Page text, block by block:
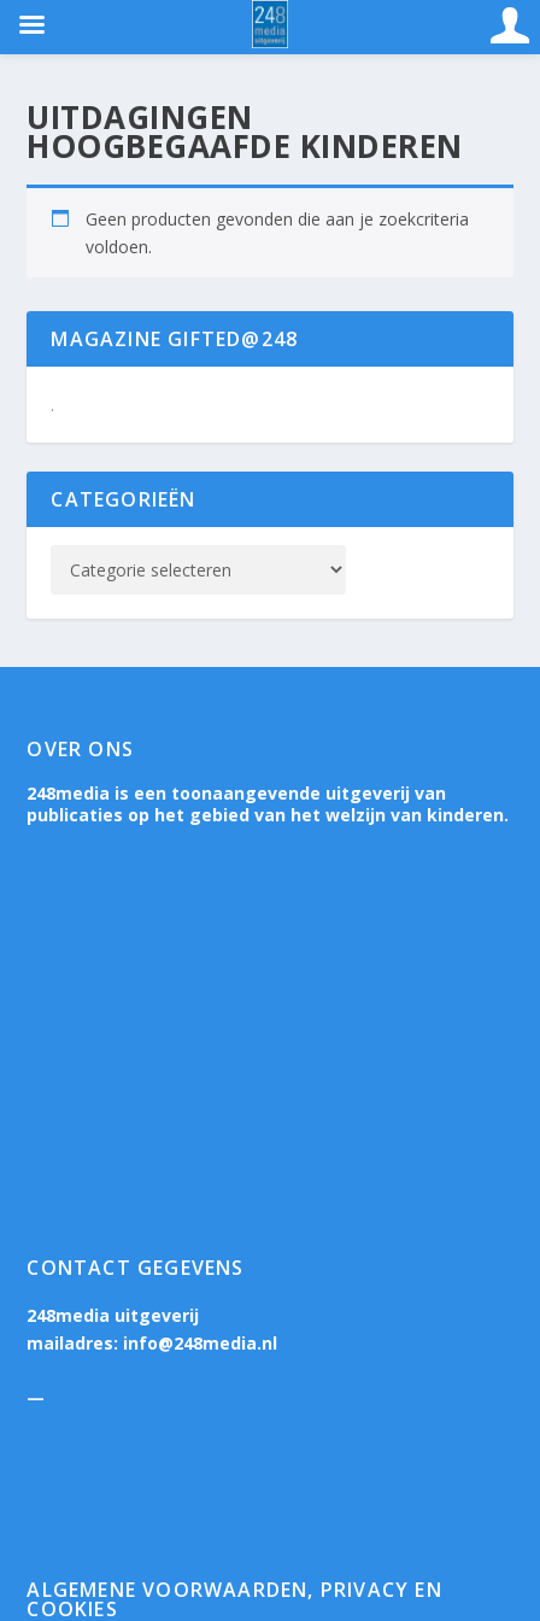
UITDAGINGEN
HOOGBEGAAFDE KINDEREN
Geen producten gevonden die aan je zoekcriteria
voldoen.
MAGAZINE GIFTED@248
.
CATEGORIEËN
OVER ONS
248media is een toonaangevende uitgeverij van
publicaties op het gebied van het welzijn van kinderen.
CONTACT GEGEVENS
248media uitgeverij
mailadres: info@248media.nl
—
ALGEMENE VOORWAARDEN, PRIVACY EN
COOKIES